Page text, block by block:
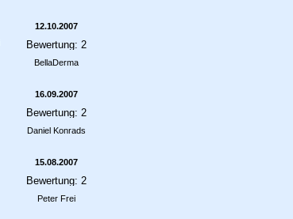
12.10.2007
BellaDerma
16.09.2007
Daniel Konrads
15.08.2007
Peter Frei